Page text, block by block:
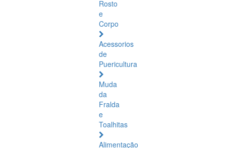
Rosto
e
Corpo
Acessorios
de
Puericultura
Muda
da
Fralda
e
Toalhitas
Alimentação